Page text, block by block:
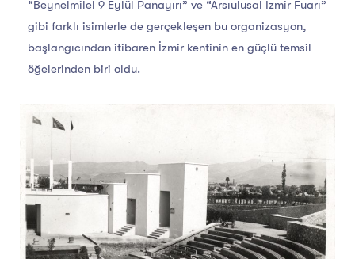
“Beynelmilel 9 Eylül Panayırı” ve “Arsıulusal İzmir Fuarı”
gibi farklı isimlerle de gerçekleşen bu organizasyon,
başlangıcından itibaren İzmir kentinin en güçlü temsil
öğelerinden biri oldu.